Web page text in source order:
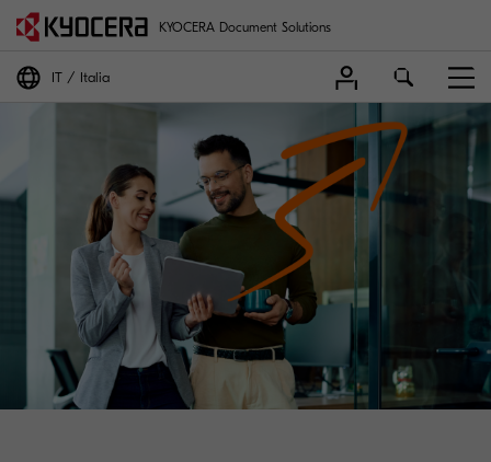
KYOCERA Document Solutions
IT Italia